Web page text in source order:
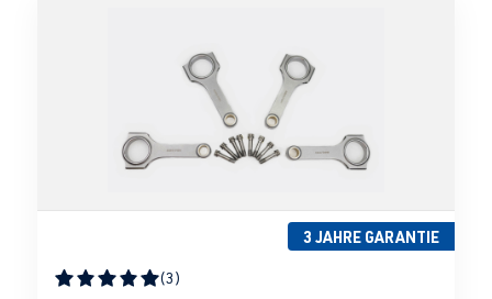
3 JAHRE GARANTIE
(3)